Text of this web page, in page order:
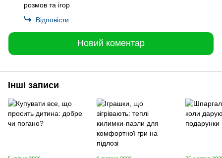
розмов та ігор
Відповісти
Новий коментар
Інші записи